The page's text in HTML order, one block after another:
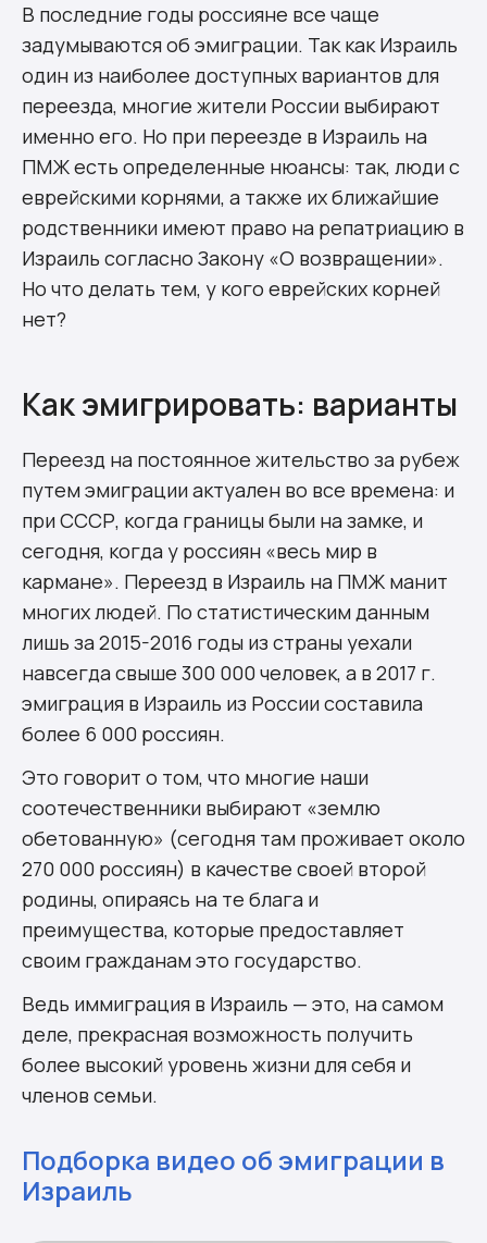
В последние годы россияне все чаще
задумываются об эмиграции. Так как Израиль
один из наиболее доступных вариантов для
переезда, многие жители России выбирают
именно его. Но при переезде в Израиль на
ПМЖ есть определенные нюансы: так, люди с
еврейскими корнями, а также их ближайшие
родственники имеют право на репатриацию в
Израиль согласно Закону «О возвращении».
Но что делать тем, у кого еврейских корней
нет?
Как эмигрировать: варианты
Переезд на постоянное жительство за рубеж
путем эмиграции актуален во все времена: и
при СССР, когда границы были на замке, и
сегодня, когда у россиян «весь мир в
кармане». Переезд в Израиль на ПМЖ манит
многих людей. По статистическим данным
лишь за 2015-2016 годы из страны уехали
навсегда свыше 300 000 человек, а в 2017 г.
эмиграция в Израиль из России составила
более 6 000 россиян.
Это говорит о том, что многие наши
соотечественники выбирают «землю
обетованную» (сегодня там проживает около
270 000 россиян) в качестве своей второй
родины, опираясь на те блага и
преимущества, которые предоставляет
своим гражданам это государство.
Ведь иммиграция в Израиль — это, на самом
деле, прекрасная возможность получить
более высокий уровень жизни для себя и
членов семьи.
Подборка видео об эмиграции в
Израиль